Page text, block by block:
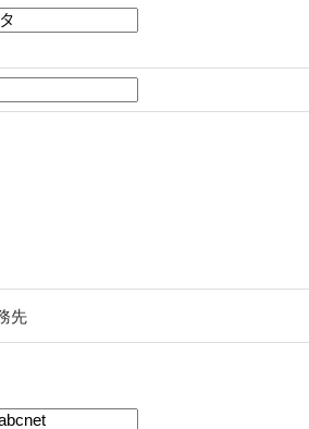
先